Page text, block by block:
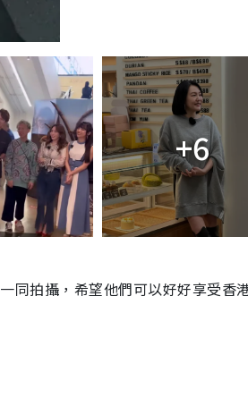
+6
同拍攝，希望他們可以好好享受香